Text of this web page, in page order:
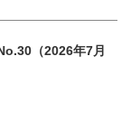
（2026年7月